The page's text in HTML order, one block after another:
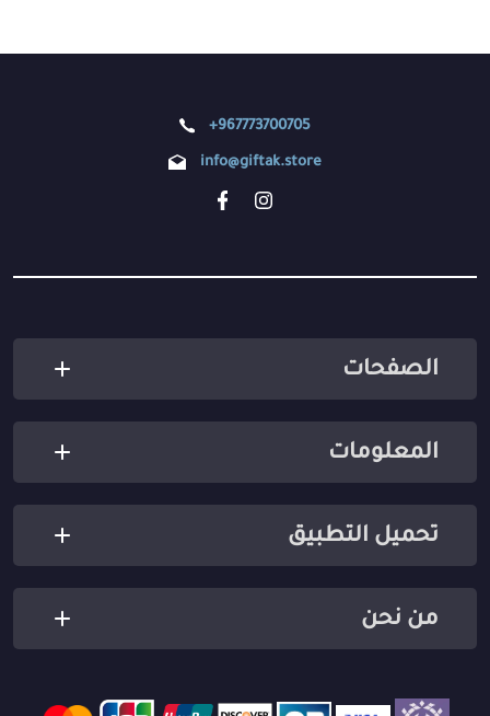
+967773700705
info@giftak.store
الصفحات
المعلومات
تحميل التطبيق
من نحن